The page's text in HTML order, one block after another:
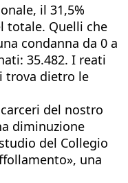
il 31,5%
totale. Quelli che
condanna da 0 a
35.482. I reati
trova dietro le
del nostro
diminuzione
del Collegio
una